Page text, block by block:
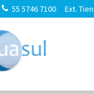
55 5746 7100 Ext.